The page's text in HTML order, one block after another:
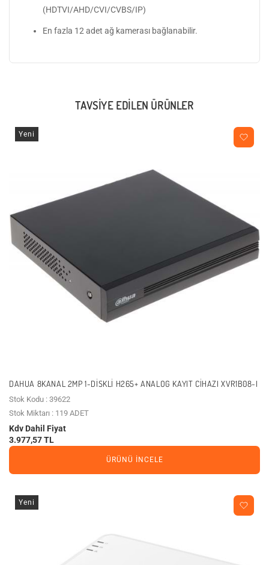
(HDTVI/AHD/CVI/CVBS/IP)
En fazla 12 adet ağ kamerası bağlanabilir.
TAVSIYE EDILEN ÜRÜNLER
Yeni
DAHUA 8KANAL 2MP 1-DISKLI H265+ ANALOG KAYIT CIHAZI XVR1B08-I
Stok Kodu : 39622
Stok Miktarı : 119 ADET
Kdv Dahil Fiyat
3.977,57 TL
ÜRÜNÜ İNCELE
Yeni